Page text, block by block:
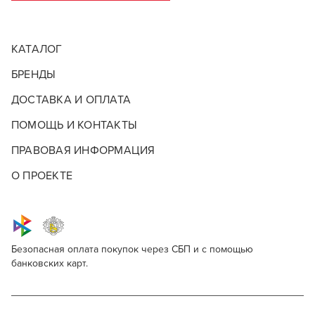
парикмахерских.
КАТАЛОГ
БРЕНДЫ
ДОСТАВКА И ОПЛАТА
ПОМОЩЬ И КОНТАКТЫ
ПРАВОВАЯ ИНФОРМАЦИЯ
О ПРОЕКТЕ
Безопасная оплата покупок через СБП и с помощью
банковских карт.
QOD Professional Argan Shampoo After care